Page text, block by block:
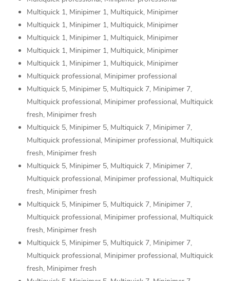
Multiquick 1, Minipimer 1, Multiquick, Minipimer
Multiquick 1, Minipimer 1, Multiquick, Minipimer
Multiquick 1, Minipimer 1, Multiquick, Minipimer
Multiquick 1, Minipimer 1, Multiquick, Minipimer
Multiquick 1, Minipimer 1, Multiquick, Minipimer
Multiquick professional, Minipimer professional
Multiquick 5, Minipimer 5, Multiquick 7, Minipimer 7,
Multiquick professional, Minipimer professional, Multiquick
fresh, Minipimer fresh
Multiquick 5, Minipimer 5, Multiquick 7, Minipimer 7,
Multiquick professional, Minipimer professional, Multiquick
fresh, Minipimer fresh
Multiquick 5, Minipimer 5, Multiquick 7, Minipimer 7,
Multiquick professional, Minipimer professional, Multiquick
fresh, Minipimer fresh
Multiquick 5, Minipimer 5, Multiquick 7, Minipimer 7,
Multiquick professional, Minipimer professional, Multiquick
fresh, Minipimer fresh
Multiquick 5, Minipimer 5, Multiquick 7, Minipimer 7,
Multiquick professional, Minipimer professional, Multiquick
fresh, Minipimer fresh